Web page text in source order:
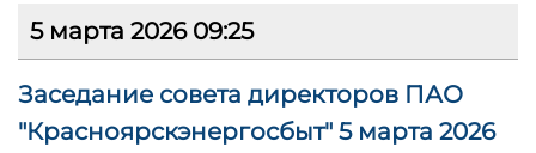
5 марта 2026 09:25
Заседание совета директоров ПАО
"Красноярскэнергосбыт" 5 марта 2026